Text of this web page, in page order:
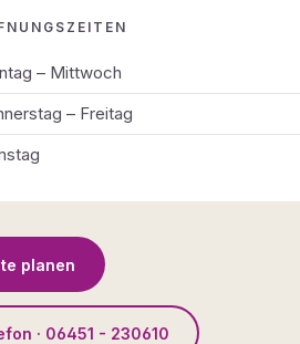
– Mittwoch
– Freitag
planen
· 06451 - 230610